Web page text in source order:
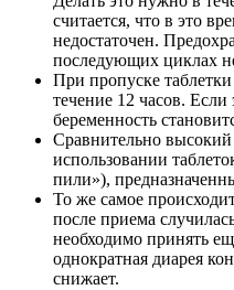
считается, что в это
недостаточен.
последующих циклах
При пропуске
течение 12 часов. Если
беременность
Сравнительно
использовании
пили»),
То же самое
после приема
необходимо принять
однократная диарея
снижает.